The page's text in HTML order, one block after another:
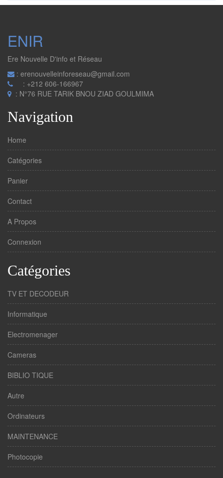
ENIR
Ere Nouvelle D'info et Réseau
: erenouvelleinforeseau@gmail.com
: +212 606-166967
: N°76 RUE TARIK BNOU ZIAD GOULMIMA
Navigation
Home
Catégories
Panier
Contact
A Propos
Connexion
Catégories
TV ET DECODEUR
Informatique
Electromenager
Cameras
BIBLIO TIQUE
Autre
Ordinateurs
MAINTENANCE
Photocopie